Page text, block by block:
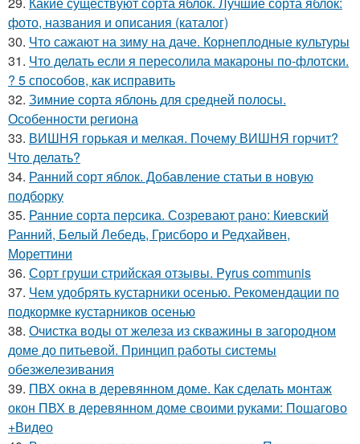
фото, названия и описания (каталог)
30. Что сажают на зиму на даче. Корнеплодные культуры
31. Что делать если я пересолила макароны по-флотски.
? 5 способов, как исправить
32. Зимние сорта яблонь для средней полосы.
Особенности региона
33. ВИШНЯ горькая и мелкая. Почему ВИШНЯ горчит?
Что делать?
34. Ранний сорт яблок. Добавление статьи в новую
подборку
35. Ранние сорта персика. Созревают рано: Киевский
Ранний, Белый Лебедь, Грисборо и Редхайвен,
Мореттини
36. Сорт груши стрийская отзывы. Pyrus communis
37. Чем удобрять кустарники осенью. Рекомендации по
подкормке кустарников осенью
38. Очистка воды от железа из скважины в загородном
доме до питьевой. Принцип работы системы
обезжелезивания
39. ПВХ окна в деревянном доме. Как сделать монтаж
окон ПВХ в деревянном доме своими руками: Пошагово
+Видео